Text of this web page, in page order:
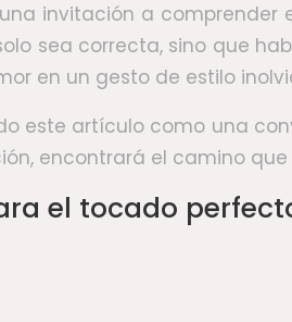
invitación a
sea correcta, sino que
en un gesto de estilo
este artículo como una
encontrará el camino
el tocado